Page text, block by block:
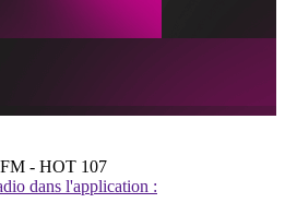
- HOT 107
dans l'application :